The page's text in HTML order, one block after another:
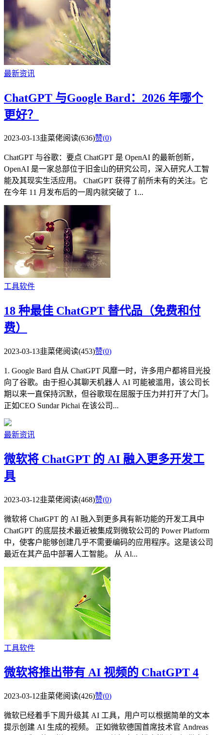
最新资讯
ChatGPT 与Google Bard：2026 年哪个
更好？
2023-03-13韭菜佬阅读(636)赞(0)
ChatGPT 与谷歌：要点 ChatGPT 是 OpenAI 的最新创新，
OpenAI 是一家总部位于旧金山的研究公司，深入研究人工智
能及其现实生活应用。 ChatGPT 获得了前所未有的关注。它
在今年 11 月发布后的一周内就突破了 1...
工具软件
18 种最佳 ChatGPT 替代品（免费和付
费）
2023-03-13韭菜佬阅读(453)赞(0)
1. Google Bard 自从 ChatGPT 风靡一时，许多用户都将目光投
向了谷歌。由于担心其聊天机器人 AI 可能被滥用，该公司长
期以来一直保持沉默，但谷歌现在屈服于压力并打开了大门。
正如CEO Sundar Pichai 在该公司...
最新资讯
微软将 ChatGPT 的 AI 融入更多开发工
具
2023-03-12韭菜佬阅读(468)赞(0)
微软将 ChatGPT 的 AI 融入到更多具有新功能的开发工具中
ChatGPT 的底层技术最近被集成到微软公司的 Power Platform
中，使客户能够创建几乎不需要编码的应用程序。这是该公司
最近在其产品中部署人工智能。 从 Al...
工具软件
微软将推出带有 AI 视频的 ChatGPT 4
2023-03-12韭菜佬阅读(426)赞(0)
微软已经着手下周升级其 AI 工具，用户可以根据简单的文本
提示创建 AI 生成的视频。 正如微软德国首席技术官 Andreas